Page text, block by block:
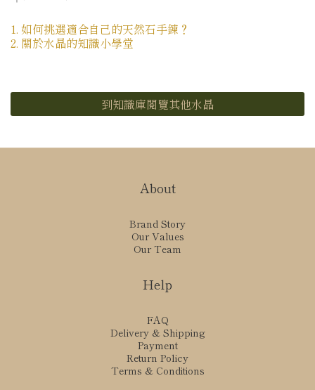
1. 如何挑選適合自己的天然石手鍊？
2. 關於水晶的知識小學堂
到知識庫閱覽其他水晶
About
Brand Story
Our Values
Our Team
Help
FAQ
Delivery & Shipping
Payment
Return Policy
Terms & Conditions